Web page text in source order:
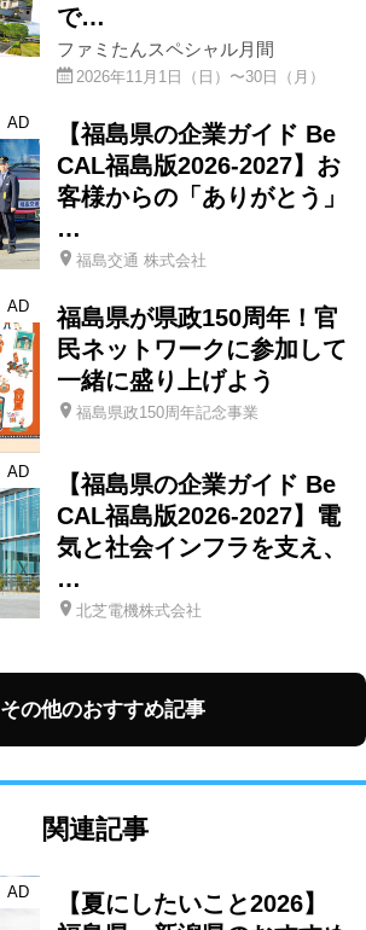
で…
ファミたんスペシャル月間
2026年11月1日（日）〜30日（月）
AD
【福島県の企業ガイド Be
CAL福島版2026-2027】お
客様からの「ありがとう」
…
福島交通 株式会社
AD
福島県が県政150周年！官
民ネットワークに参加して
一緒に盛り上げよう
福島県政150周年記念事業
AD
【福島県の企業ガイド Be
CAL福島版2026-2027】電
気と社会インフラを支え、
…
北芝電機株式会社
その他のおすすめ記事
関連記事
AD
【夏にしたいこと2026】